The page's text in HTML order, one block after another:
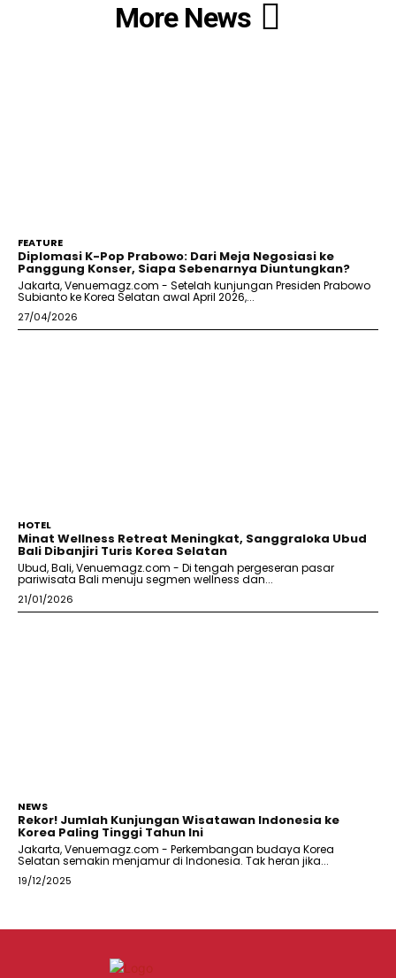
More News
FEATURE
Diplomasi K-Pop Prabowo: Dari Meja Negosiasi ke
Panggung Konser, Siapa Sebenarnya Diuntungkan?
Jakarta, Venuemagz.com - Setelah kunjungan Presiden Prabowo
Subianto ke Korea Selatan awal April 2026,...
27/04/2026
HOTEL
Minat Wellness Retreat Meningkat, Sanggraloka Ubud
Bali Dibanjiri Turis Korea Selatan
Ubud, Bali, Venuemagz.com - Di tengah pergeseran pasar
pariwisata Bali menuju segmen wellness dan...
21/01/2026
NEWS
Rekor! Jumlah Kunjungan Wisatawan Indonesia ke
Korea Paling Tinggi Tahun Ini
Jakarta, Venuemagz.com - Perkembangan budaya Korea
Selatan semakin menjamur di Indonesia. Tak heran jika...
19/12/2025